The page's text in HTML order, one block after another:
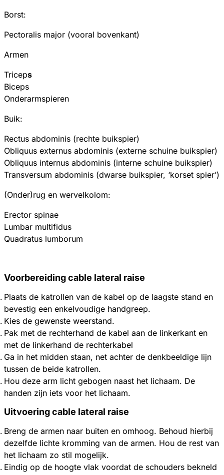
Borst:
Pectoralis major (vooral bovenkant)
Armen
Triceps
Biceps
Onderarmspieren
Buik:
Rectus abdominis (rechte buikspier)
Obliquus externus abdominis (externe schuine buikspier)
Obliquus internus abdominis (interne schuine buikspier)
Transversum abdominis (dwarse buikspier, ‘korset spier’)
(Onder)rug en wervelkolom:
Erector spinae
Lumbar multifidus
Quadratus lumborum
Voorbereiding cable lateral raise
Plaats de katrollen van de kabel op de laagste stand en
bevestig een enkelvoudige handgreep.
Kies de gewenste weerstand.
Pak met de rechterhand de kabel aan de linkerkant en
met de linkerhand de rechterkabel
Ga in het midden staan, net achter de denkbeeldige lijn
tussen de beide katrollen.
Hou deze arm licht gebogen naast het lichaam. De
handen zijn iets voor het lichaam.
Uitvoering cable lateral raise
Breng de armen naar buiten en omhoog. Behoud hierbij
dezelfde lichte kromming van de armen. Hou de rest van
het lichaam zo stil mogelijk.
Eindig op de hoogte vlak voordat de schouders bekneld